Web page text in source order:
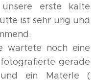
erste kalte
ist sehr urig und
wartete noch eine
gerade
ein Materle (